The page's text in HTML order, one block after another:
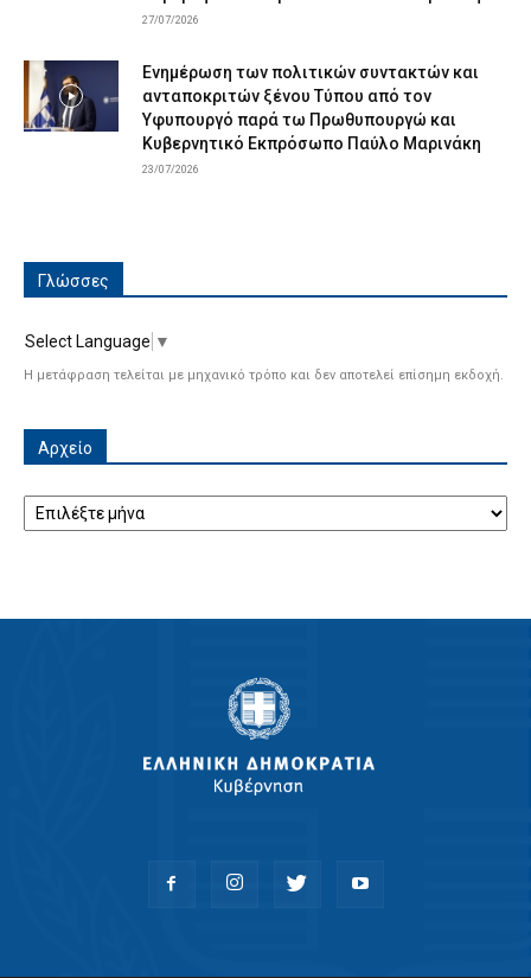
27/07/2026
Ενημέρωση των πολιτικών συντακτών και
ανταποκριτών ξένου Τύπου από τον
Υφυπουργό παρά τω Πρωθυπουργώ και
Κυβερνητικό Εκπρόσωπο Παύλο Μαρινάκη
23/07/2026
Γλώσσες
Select Language ▼
Η μετάφραση τελείται με μηχανικό τρόπο και δεν αποτελεί επίσημη εκδοχή.
Αρχείο